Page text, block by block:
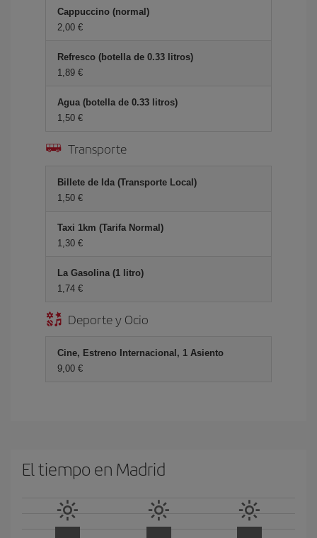
Cappuccino (normal)
2,00 €
Refresco (botella de 0.33 litros)
1,89 €
Agua (botella de 0.33 litros)
1,50 €
Transporte
Billete de Ida (Transporte Local)
1,50 €
Taxi 1km (Tarifa Normal)
1,30 €
La Gasolina (1 litro)
1,74 €
Deporte y Ocio
Cine, Estreno Internacional, 1 Asiento
9,00 €
El tiempo en Madrid